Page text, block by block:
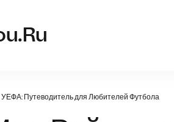
УЕФА: Путеводитель для Любителей Футбола